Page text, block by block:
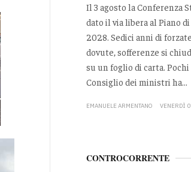
Il 3 agosto la Conferenza
dato il via libera al Piano
2028. Sedici anni di
dovute, sofferenze si
su un foglio di carta.
Consiglio dei ministri ha...
EMANUELE ARMENTANO VENERDÌ
CONTROCORRENTE